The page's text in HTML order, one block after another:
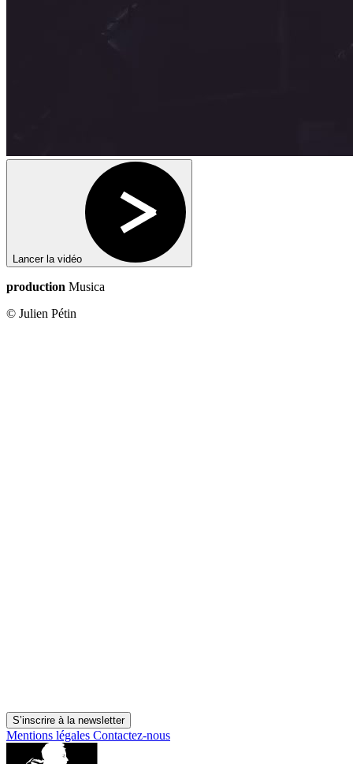
Lancer la vidéo
production Musica
© Julien Pétin
S’inscrire à la newsletter
Mentions légales Contactez-nous